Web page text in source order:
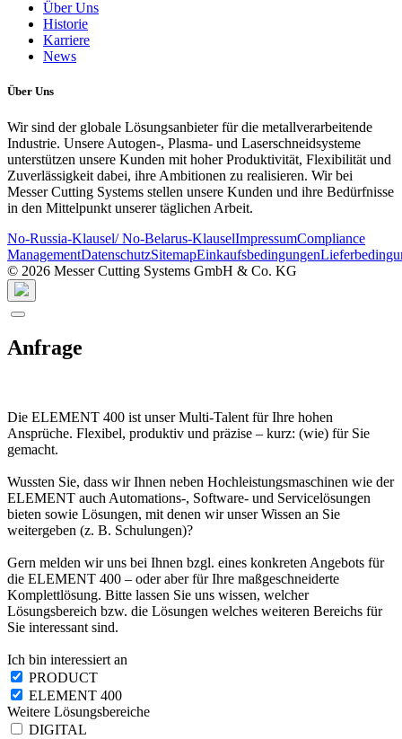
Über Uns
Historie
Karriere
News
Über Uns
Wir sind der globale Lösungsanbieter für die metallverarbeitende
Industrie. Unsere Autogen-, Plasma- und Laserschneidsysteme
unterstützen unsere Kunden mit hoher Produktivität, Flexibilität und
Zuverlässigkeit dabei, ihre Ambitionen zu realisieren. Wir bei
Messer Cutting Systems stellen unsere Kunden und ihre Bedürfnisse
in den Mittelpunkt unserer täglichen Arbeit.
No-Russia-Klausel/ No-Belarus-KlauselImpressumCompliance
ManagementDatenschutzSitemapEinkaufsbedingungen
© 2026 Messer Cutting Systems GmbH & Co. KG
Anfrage
Die ELEMENT 400 ist unser Multi-Talent für Ihre hohen
Ansprüche. Flexibel, produktiv und präzise – kurz: (wie) für Sie
gemacht.
Wussten Sie, dass wir Ihnen neben Hochleistungsmaschinen wie der
ELEMENT auch Automations-, Software- und Servicelösungen
bieten sowie Lösungen, mit denen wir unser Wissen an Sie
weitergeben (z. B. Schulungen)?
Gern melden wir uns bei Ihnen bzgl. eines konkreten Angebots für
die ELEMENT 400 – oder aber für Ihre maßgeschneiderte
Komplettlösung. Bitte lassen Sie uns wissen, welcher
Lösungsbereich bzw. die Lösungen welches weiteren Bereichs für
Sie interessant sind.
Ich bin interessiert an
PRODUCT
ELEMENT 400
Weitere Lösungsbereiche
DIGITAL